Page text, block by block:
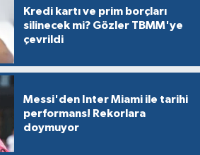
Kredi kartı ve prim borçları
silinecek mi? Gözler TBMM'ye
çevrildi
Messi'den Inter Miami ile tarihi
performans! Rekorlara
doymuyor